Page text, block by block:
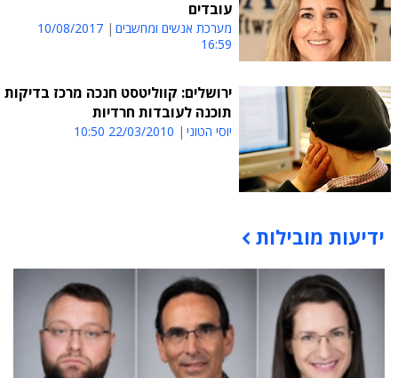
עובדים
מערכת אנשים ומחשבים
10/08/2017
16:59
ירושלים: קווליטסט חנכה מרכז בדיקות
תוכנה לעובדות חרדיות
יוסי הטוני 22/03/2010 10:50
תוכן פרסומי
ידיעות מובילות